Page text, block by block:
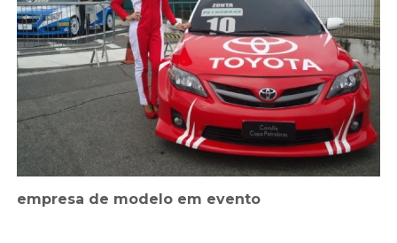
empresa de modelo em evento